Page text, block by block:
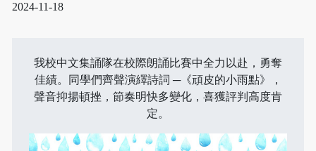
2024-11-18
我校中文集誦隊在校際朗誦比賽中全力以赴，勇奪
佳績。同學們齊聲演繹詩詞 ─《頑皮的小雨點》，
聲音抑揚頓挫，節奏明快多變化，喜獲評判高度肯
定。